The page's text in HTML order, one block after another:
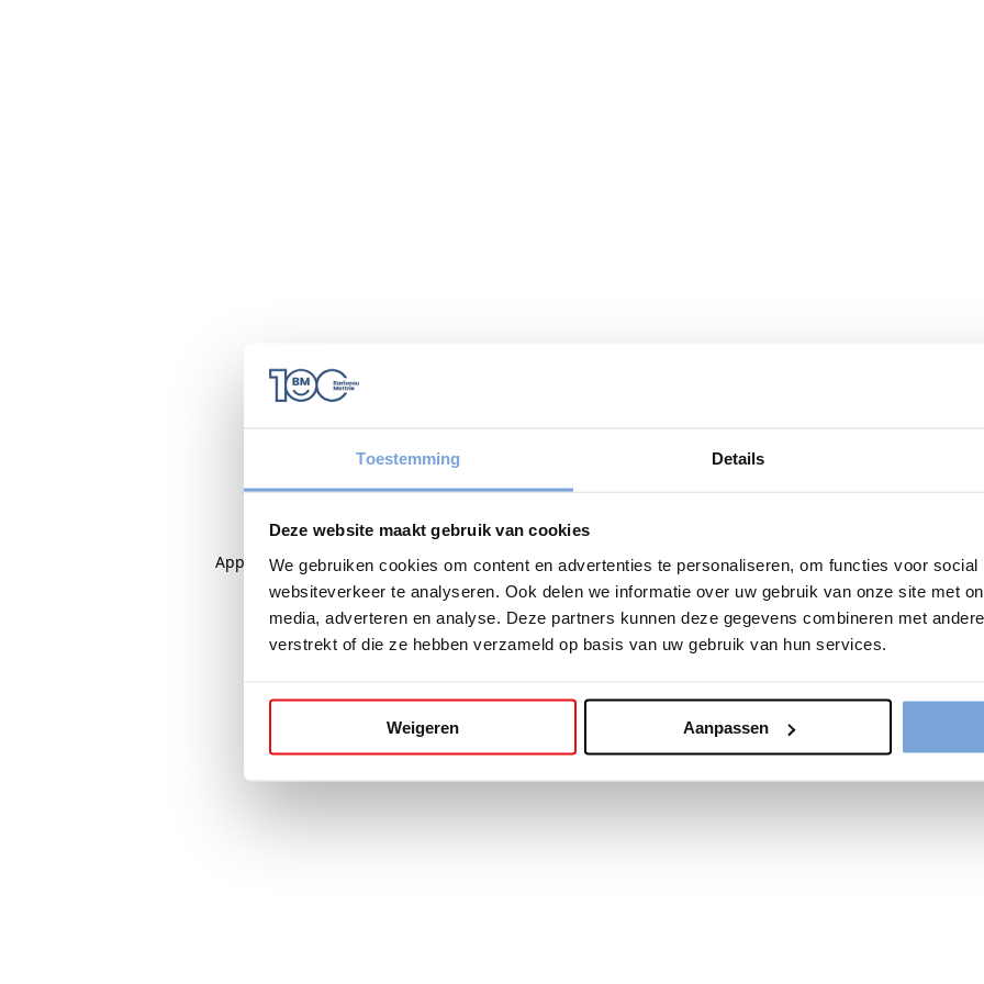
Toestemming Details
Deze website maakt gebruik van cookies
We gebruiken cookies om content en advertenties te personaliseren, om functies voor
websiteverkeer te analyseren. Ook delen we informatie over uw gebruik van onze site met
media, adverteren en analyse. Deze partners kunnen deze gegevens combineren met
verstrekt of die ze hebben verzameld op basis van uw gebruik van hun services.
Weigeren Aanpassen
Application error: aclient-side exception has occurred while loadingwww.bariseaumottrie.be(see the